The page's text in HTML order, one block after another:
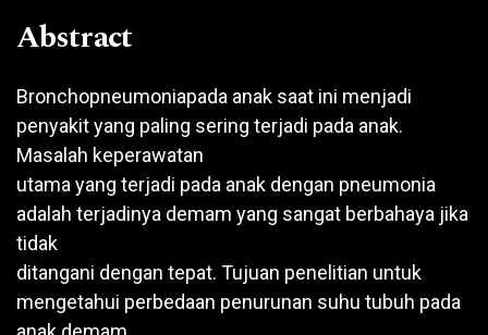
Abstract
Bronchopneumoniapada anak saat ini menjadi
penyakit yang paling sering terjadi pada anak.
Masalah keperawatan
utama yang terjadi pada anak dengan pneumonia
adalah terjadinya demam yang sangat berbahaya jika
tidak
ditangani dengan tepat. Tujuan penelitian untuk
mengetahui perbedaan penurunan suhu tubuh pada